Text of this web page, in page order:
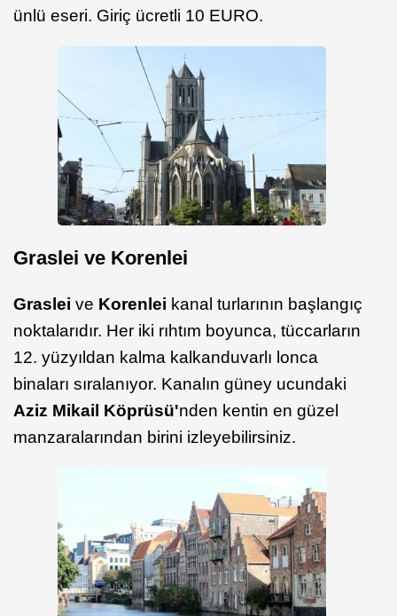
ünlü eseri. Giriç ücretli 10 EURO.
Graslei ve Korenlei
Graslei ve Korenlei kanal turlarının başlangıç
noktalarıdır. Her iki rıhtım boyunca, tüccarların
12. yüzyıldan kalma kalkanduvarlı lonca
binaları sıralanıyor. Kanalın güney ucundaki
Aziz Mikail Köprüsü'nden kentin en güzel
manzaralarından birini izleyebilirsiniz.